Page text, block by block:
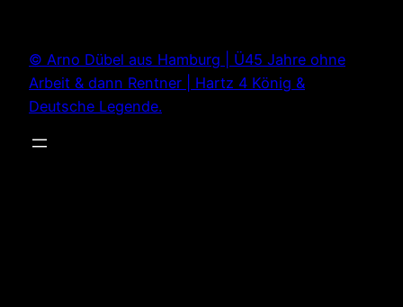
springen
© Arno Dübel aus Hamburg | Ü45 Jahre ohne
Arbeit & dann Rentner | Hartz 4 König &
Deutsche Legende.